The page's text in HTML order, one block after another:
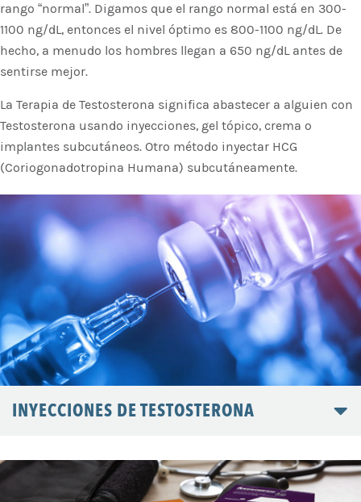
rango “normal”. Digamos que el rango normal está en 300-
1100 ng/dL, entonces el nivel óptimo es 800-1100 ng/dL. De
hecho, a menudo los hombres llegan a 650 ng/dL antes de
sentirse mejor.
La Terapia de Testosterona significa abastecer a alguien con
Testosterona usando inyecciones, gel tópico, crema o
implantes subcutáneos. Otro método inyectar HCG
(Coriogonadotropina Humana) subcutáneamente.
INYECCIONES DE TESTOSTERONA